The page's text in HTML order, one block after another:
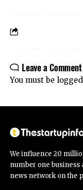
Leave a Comment
You must be
We influence 20
number one
news network on the